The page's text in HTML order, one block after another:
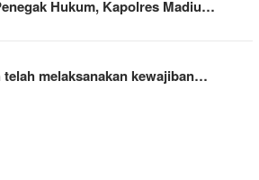
Hukum, Kapolres Madiu…
telah melaksanakan kewajiban…